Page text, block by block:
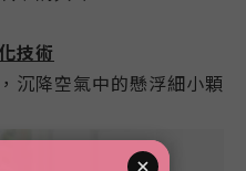
技術
沉降空氣中的懸浮細小顆